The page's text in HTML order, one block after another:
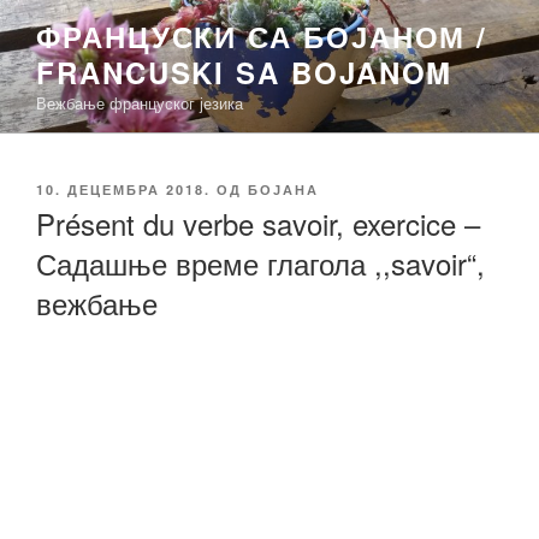
Скочи
на
садржај
ФРАНЦУСКИ СА БОЈАНОМ /
FRANCUSKI SA BOJANOM
Вежбање француског језика
ОБЈАВЉЕНО
10. ДЕЦЕМБРА 2018. ОД БОЈАНА
Présent du verbe savoir, exercice –
Садашње време глагола ,,savoir“,
вежбање